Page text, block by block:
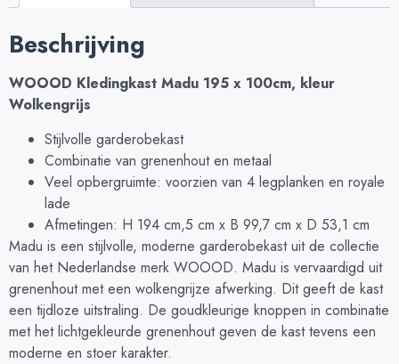
Beschrijving
WOOOD Kledingkast Madu 195 x 100cm, kleur
Wolkengrijs
Stijlvolle garderobekast
Combinatie van grenenhout en metaal
Veel opbergruimte: voorzien van 4 legplanken en royale
lade
Afmetingen: H 194 cm,5 cm x B 99,7 cm x D 53,1 cm
Madu is een stijlvolle, moderne garderobekast uit de collectie
van het Nederlandse merk WOOOD. Madu is vervaardigd uit
grenenhout met een wolkengrijze afwerking. Dit geeft de kast
een tijdloze uitstraling. De goudkleurige knoppen in combinatie
met het lichtgekleurde grenenhout geven de kast tevens een
moderne en stoer karakter.